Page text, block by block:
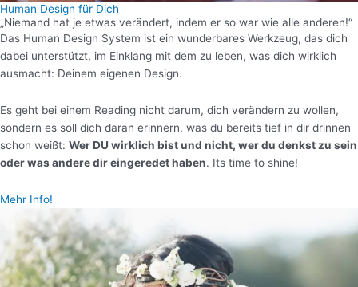
Human Design für Dich
„Niemand hat je etwas verändert, indem er so war wie alle anderen!“
Das Human Design System ist ein wunderbares Werkzeug, das dich
dabei unterstützt, im Einklang mit dem zu leben, was dich wirklich
ausmacht: Deinem eigenen Design.
Es geht bei einem Reading nicht darum, dich verändern zu wollen,
sondern es soll dich daran erinnern, was du bereits tief in dir drinnen
schon weißt: Wer DU wirklich bist und nicht, wer du denkst zu sein
oder was andere dir eingeredet haben. Its time to shine!
Mehr Info!